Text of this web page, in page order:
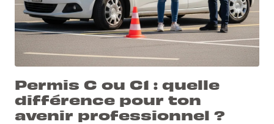
Permis C ou C1 : quelle
différence pour ton
avenir professionnel ?